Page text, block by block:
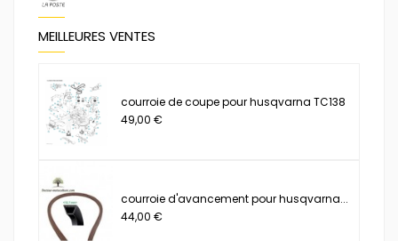
MEILLEURES VENTES
courroie de coupe pour husqvarna TC138
49,00 €
courroie d'avancement pour husqvarna...
44,00 €